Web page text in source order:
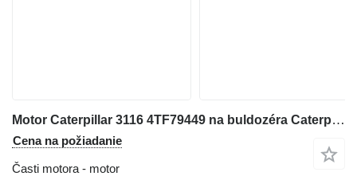
Motor Caterpillar 3116 4TF79449 na buldozéra Caterpillar 963 C
Cena na požiadanie
Časti motora - motor